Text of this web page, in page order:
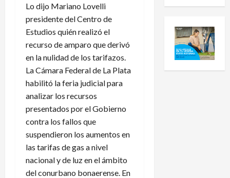
Lo dijo Mariano Lovelli
presidente del Centro de
Estudios quién realizó el
recurso de amparo que derivó
en la nulidad de los tarifazos.
La Cámara Federal de La Plata
habilitó la feria judicial para
analizar los recursos
presentados por el Gobierno
contra los fallos que
suspendieron los aumentos en
las tarifas de gas a nivel
nacional y de luz en el ámbito
del conurbano bonaerense. En